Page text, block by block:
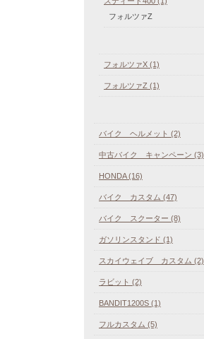
フォルツァZ
フォルツァX (1)
フォルツァZ (1)
バイク ヘルメット (2)
中古バイク キャンペーン (3)
HONDA (16)
バイク カスタム (47)
バイク スクーター (8)
ガソリンスタンド (1)
スカイウェイブ カスタム (2)
ラビット (2)
BANDIT1200S (1)
フルカスタム (5)